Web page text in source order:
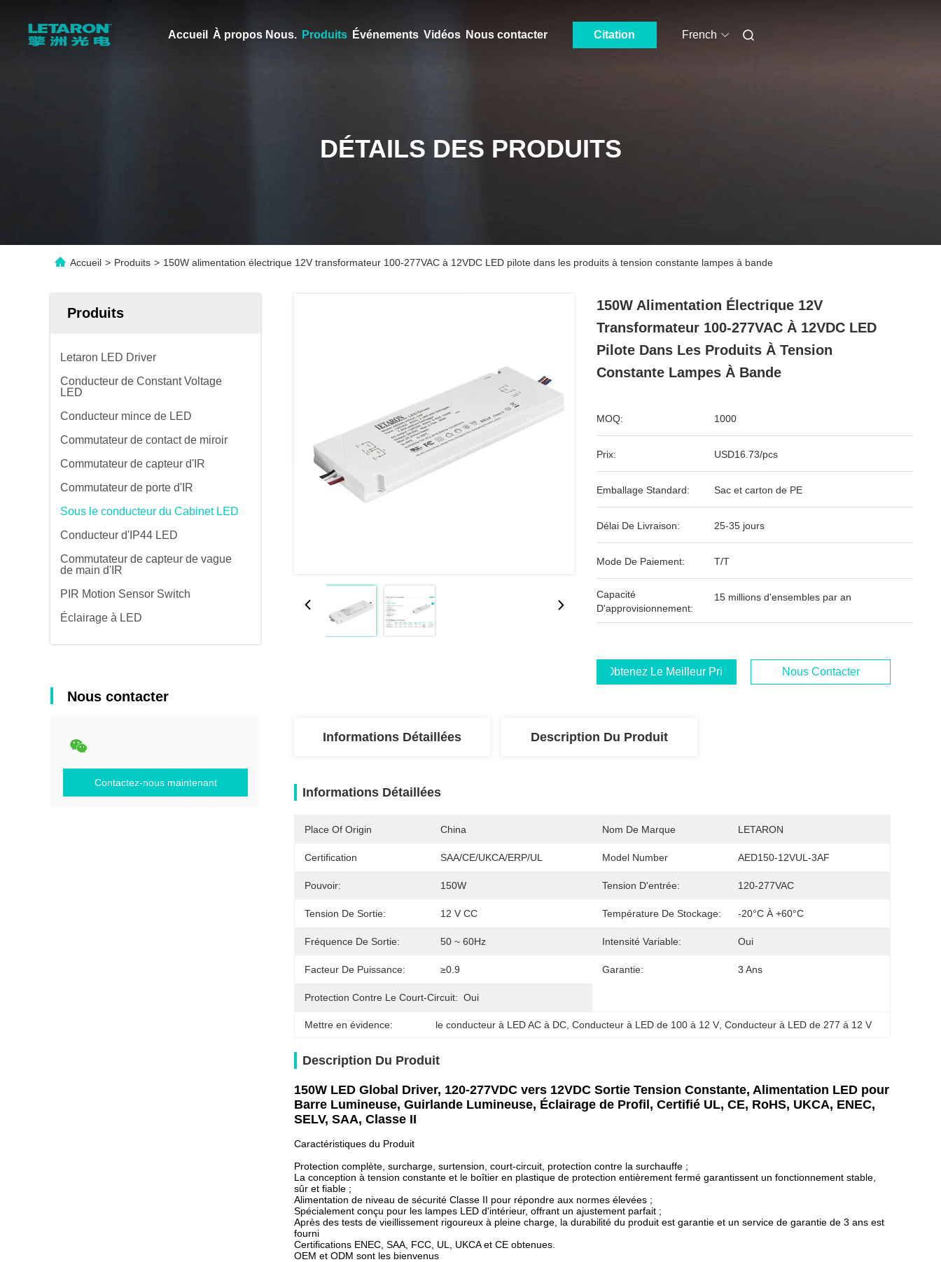
Accueil À propos Nous. Produits Événements Vidéos Nous contacter Citation French
DÉTAILS DES PRODUITS
Accueil > Produits > 150W alimentation électrique 12V transformateur 100-277VAC à 12VDC LED pilote dans les produits à tension constante lampes à bande
Produits
Letaron LED Driver
Conducteur de Constant Voltage
LED
Conducteur mince de LED
Commutateur de contact de miroir
Commutateur de capteur d'IR
Commutateur de porte d'IR
Sous le conducteur du Cabinet LED
Conducteur d'IP44 LED
Commutateur de capteur de vague
de main d'IR
PIR Motion Sensor Switch
Éclairage à LED
Nous contacter
Contactez-nous maintenant
150W Alimentation Électrique 12V
Transformateur 100-277VAC À 12VDC LED
Pilote Dans Les Produits À Tension
Constante Lampes À Bande
MOQ: 1000
Prix: USD16.73/pcs
Emballage Standard: Sac et carton de PE
Délai De Livraison: 25-35 jours
Mode De Paiement: T/T
Capacité
D'approvisionnement:
15 millions d'ensembles par an
Obtenez Le Meilleur Prix Nous Contacter
Informations Détaillées Description Du Produit
Informations Détaillées
Place Of Origin China Nom De Marque LETARON
Certification SAA/CE/UKCA/ERP/UL Model Number AED150-12VUL-3AF
Pouvoir: 150W Tension D'entrée: 120-277VAC
Tension De Sortie: 12 V CC Température De Stockage: -20°C À +60°C
Fréquence De Sortie: 50 ~ 60Hz Intensité Variable: Oui
Facteur De Puissance: ≥0.9 Garantie: 3 Ans
Protection Contre Le Court-Circuit: Oui
Mettre en évidence: le conducteur à LED AC à DC , Conducteur à LED de 100 à 12 V , Conducteur à LED de 277 à 12 V
Description Du Produit
150W LED Global Driver, 120-277VDC vers 12VDC Sortie Tension Constante, Alimentation LED pour
Barre Lumineuse, Guirlande Lumineuse, Éclairage de Profil, Certifié UL, CE, RoHS, UKCA, ENEC,
SELV, SAA, Classe II
Caractéristiques du Produit
Protection complète, surcharge, surtension, court-circuit, protection contre la surchauffe ;
La conception à tension constante et le boîtier en plastique de protection entièrement fermé garantissent un fonctionnement stable,
sûr et fiable ;
Alimentation de niveau de sécurité Classe II pour répondre aux normes élevées ;
Spécialement conçu pour les lampes LED d'intérieur, offrant un ajustement parfait ;
Après des tests de vieillissement rigoureux à pleine charge, la durabilité du produit est garantie et un service de garantie de 3 ans est
fourni
Certifications ENEC, SAA, FCC, UL, UKCA et CE obtenues.
OEM et ODM sont les bienvenus